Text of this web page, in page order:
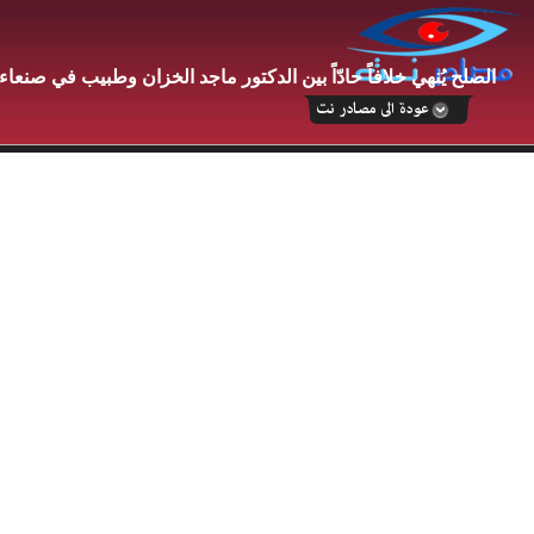
الصلح يُنهي خلافاً حادّاً بين الدكتور ماجد الخزان وطبيب في